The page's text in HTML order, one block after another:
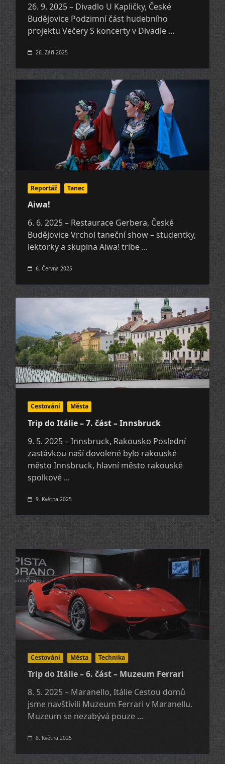
26. 9. 2025 – Divadlo U Kapličky, České
Budějovice Podzimní část hudebního
projektu Večery S koncerty v Divadle ...
26. Září 2025
Reportáž Tanec
Aiwa!
6. 6. 2025 – Restaurace Gerbera, České
Budějovice Vrchol taneční show – studentky,
lektorky a skupina Aiwa! tribe ...
6. Června 2025
Cestování Města
Trip do Itálie – 7. část – Innsbruck
9. 5. 2025 – Innsbruck, Rakousko Poslední
zastávkou naší dovolené bylo rakouské
město Innsbruck, hlavní město rakouské
spolkové
9. Května 2025
Cestování Města Technika
jsme navštívili Muzeum Ferrari v Maranellu.
Muzeum se nezabývá pouze...
8. Května 2025
2 3